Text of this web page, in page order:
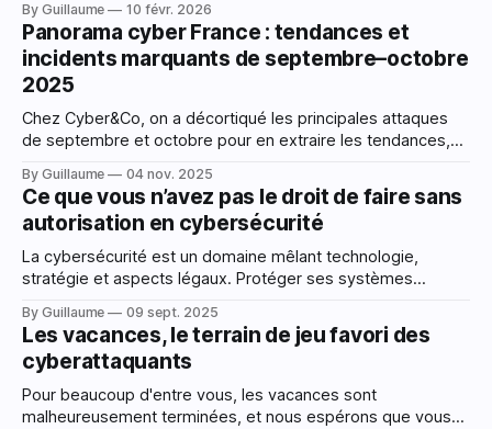
sécurité. L’argument est rarement formulé explicitement,
mais il est bien présent : « Ces outils sont utilisés partout,
donc ils sont sûrs ». Microsoft et Google sont
By Guillaume 10 févr. 2026
Panorama cyber France : tendances et
incidents marquants de septembre–octobre
2025
Chez Cyber&Co, on a décortiqué les principales attaques
de septembre et octobre pour en extraire les tendances,
CEO à l’admin système, puisse anticiper les prochaines
vagues et avoir une vue sur les tendances. Cette revue n’a
By Guillaume 04 nov. 2025
Ce que vous n’avez pas le droit de faire sans
autorisation en cybersécurité
La cybersécurité est un domaine mêlant technologie,
stratégie et aspects légaux. Protéger ses systèmes
obligation pour les individus et les organisations.
Cependant, tester des vulnérabilités, manipuler des
données ou exploiter des technologies comme
l'intelligence artificielle (IA) sans autorisation peut vite
By Guillaume 09 sept. 2025
Les vacances, le terrain de jeu favori des
cyberattaquants
Pour beaucoup d'entre vous, les vacances sont
malheureusement terminées, et nous espérons que vous